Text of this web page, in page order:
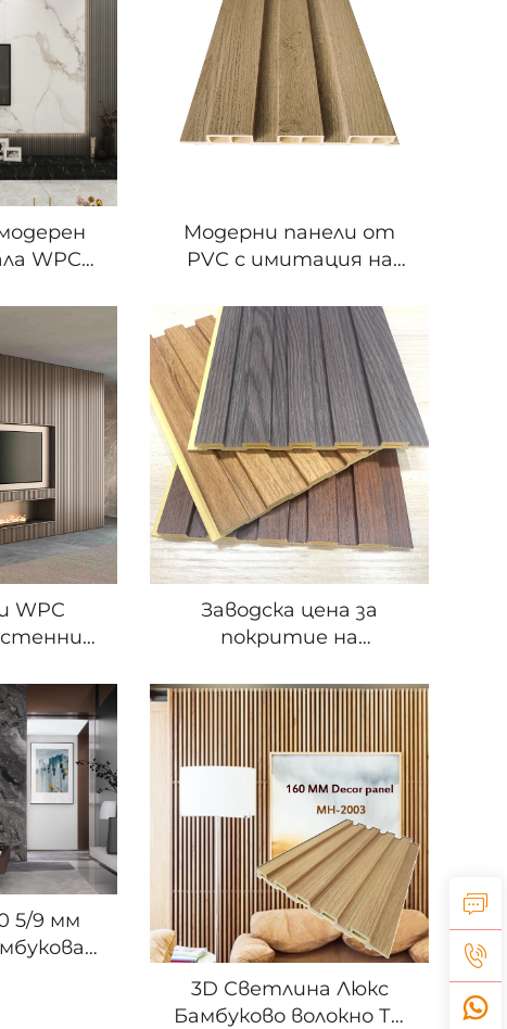
WPC
плочка
заден
Модерни панели от
PVC с имитация на
Melinco, WPC каменен
декоративен холен
материал,
водонепроницаем и
огнестоен за
вътрешен дизайн
WPC
за
Заводска цена за
покритие на
водонепроницаемо,
огнестойко WPC
художествено
жалузийно задно
люксозно проектиране
с флутирани плочки
5/9 мм
3D Светлина Люкс
Бамбуково волокно ТВ